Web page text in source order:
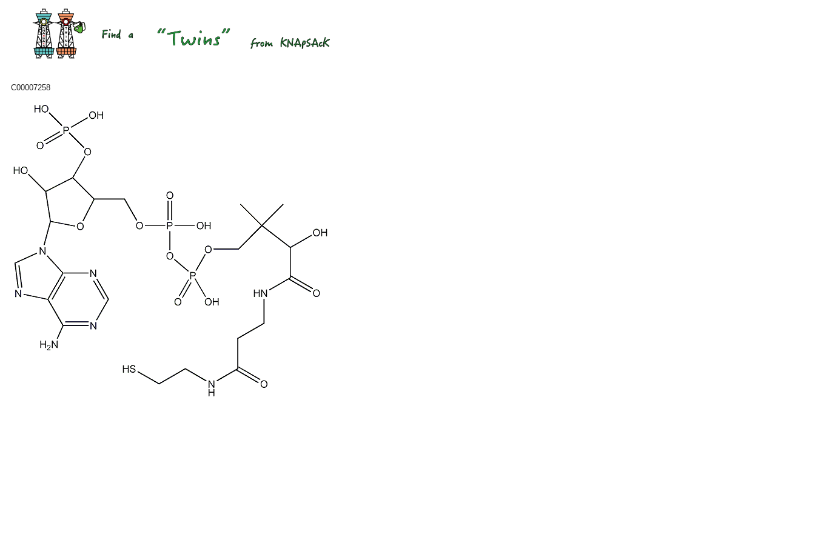
C00007258